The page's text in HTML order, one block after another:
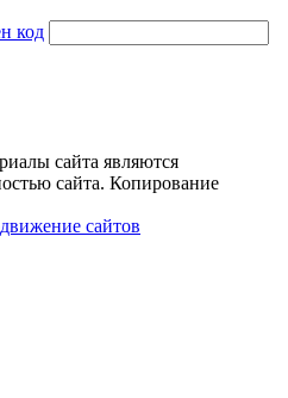
код
сайта являются
сайта. Копирование
сайтов